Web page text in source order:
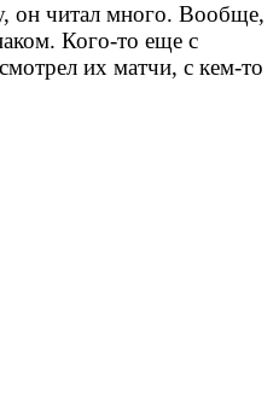
он читал много. Вообще,
Кого-то еще с
их матчи, с кем-то